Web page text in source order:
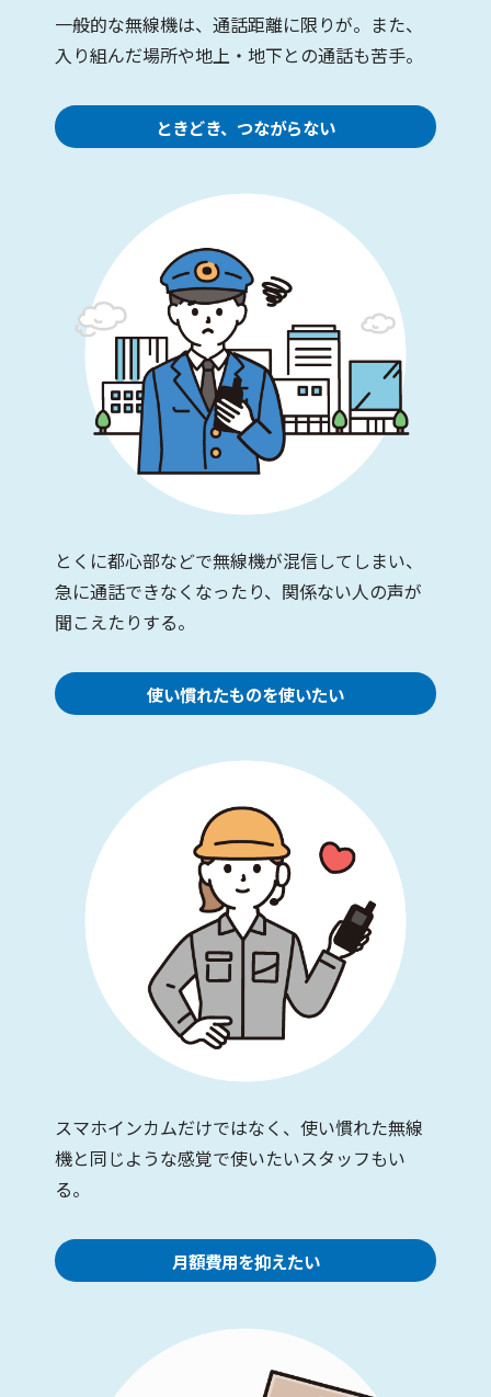
一般的な無線機は、通話距離に限りが。また、
入り組んだ場所や地上・地下との通話も苦手。
ときどき、つながらない
とくに都心部などで無線機が混信してしまい、
急に通話できなくなったり、関係ない人の声が
聞こえたりする。
使い慣れたものを使いたい
スマホインカムだけではなく、使い慣れた無線
機と同じような感覚で使いたいスタッフもい
る。
月額費用を抑えたい